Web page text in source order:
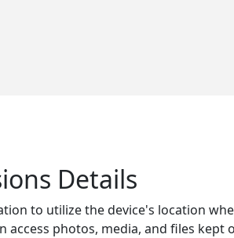
Details
to utilize the device's location
access photos, media, and files kept